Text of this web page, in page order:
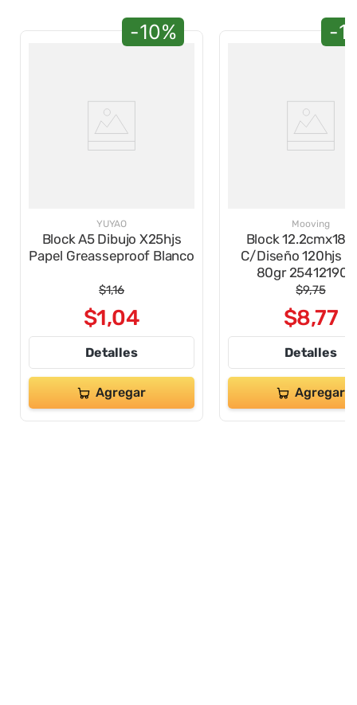
-10%
YUYAO
Block A5 Dibujo X25hjs
Papel Greasseproof Blanco
$1,16
$1,04
Detalles
Agregar
-
Mooving
Block
C/Diseño 120hjs
80gr
$9,75
$8,77
Detalles
Agregar